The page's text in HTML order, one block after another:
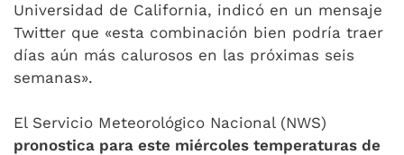
Universidad de California, indicó en un mensaje
Twitter que «esta combinación bien podría traer
días aún más calurosos en las próximas seis
semanas».
El Servicio Meteorológico Nacional (NWS)
pronostica para este miércoles temperaturas de